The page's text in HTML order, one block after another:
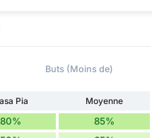
Buts (Moins de)
Pia
Moyenne
80% 85%